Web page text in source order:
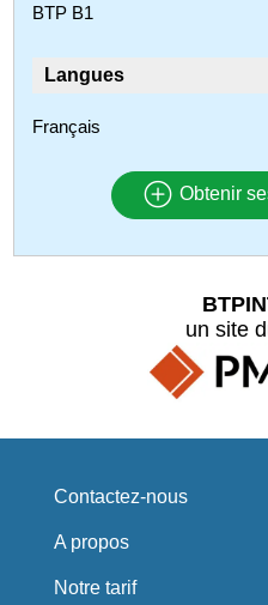
BTP B1
Langues
Français
Obtenir
un site
Contactez-nous
A propos
Notre tarif